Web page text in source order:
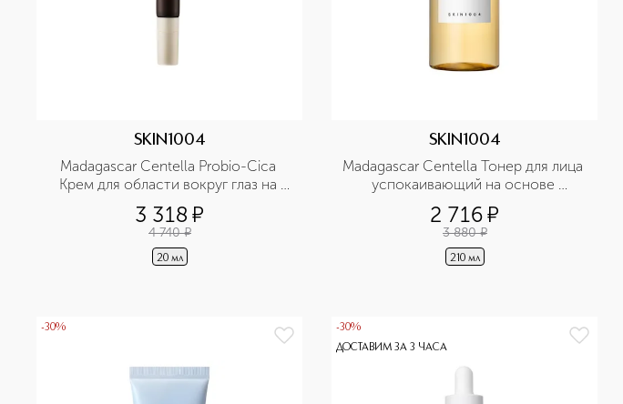
SKIN1004
Madagascar Centella Probio-Cica
Крем для области вокруг глаз на
основе про пребиотиков с
антивозрастным эффектом
3 318 ¤
4 740 ¤
20 мл
SKIN1004
Madagascar Centella Тонер для лица
успокаивающий на основе
мадагаскарской центеллы
2 716¤
3 880 ¤
210 мл
-30%
-30%
ДОСТАВИМ ЗА 3 ЧАСА